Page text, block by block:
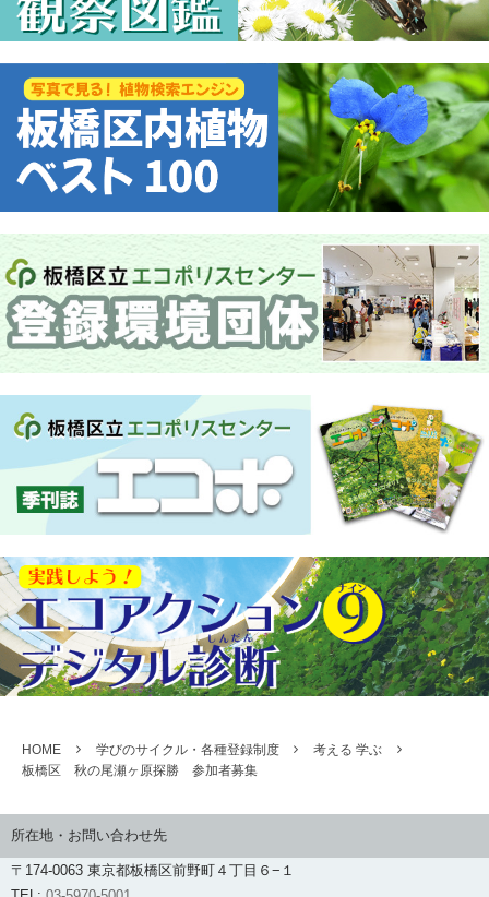
HOME 学びのサイクル・各種登録制度
考える 学ぶ
板橋区 秋の尾瀬ヶ原探勝 参加者募集
所在地・お問い合わせ先
〒174-0063 東京都板橋区前野町４丁目６−１